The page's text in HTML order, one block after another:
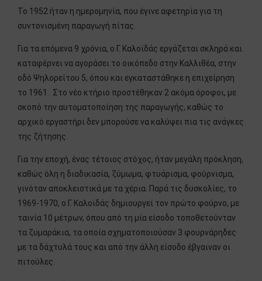
Το 1952 ήταν η ημερομηνία, που έγινε αφετηρία για τη
συντονισμένη παραγωγή πίτας.
Για τα επόμενα 9 χρόνια, ο Γ. Kαλοϊδάς εργάζεται σκληρά και
καταφέρνει να αγοράσει το οικόπεδο στην Καλλιθέα, στην
οδό Ψηλορείτου 5, όπου και εγκαταστάθηκε η επιχείρηση
το 1961. Στο νέο κτήριο προστέθηκαν 2 ακόμα όροφοι, με
σκοπό την αυτοματοποίηση της παραγωγής, καθώς το
αρχικό εργαστήρι δεν μπορούσε να καλύψει πια τις ανάγκες
της ζήτησης.
Για την εποχή, ένας τέτοιος στόχος, ήταν μεγάλη πρόκληση,
καθώς όλη η διαδικασία, ζύμωμα, φτυάρισμα, φούρνισμα,
γινόταν αποκλειστικά με τα χέρια. Παρά τις δυσκολίες, το
1969-1970, ο Γ. Καλοϊδάς δημιουργεί τον πρώτο φούρνο, με
ταινία 10 μέτρων, όπου από τη μία είσοδο τοποθετούνταν
τα ζυμαράκια, τα οποία σχηματοποιούσαν 3 φουρνάρηδες
με τα δάχτυλά τους και από την άλλη είσοδο έβγαιναν οι
πιτούλες.